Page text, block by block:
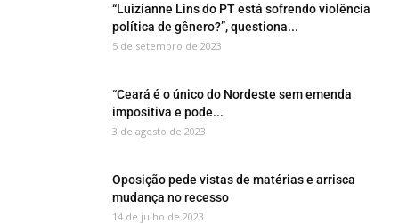
“Luizianne Lins do PT está sofrendo violência
política de gênero?”, questiona...
5 de setembro de 2023
“Ceará é o único do Nordeste sem emenda
impositiva e pode...
3 de agosto de 2023
Oposição pede vistas de matérias e arrisca
mudança no recesso
14 de julho de 2023